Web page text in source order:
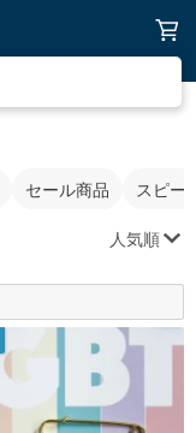
セール商品 スピー
人気順